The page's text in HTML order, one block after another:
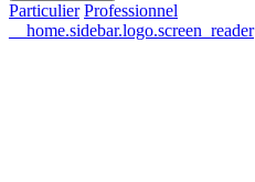
Particulier Professionnel
__home.sidebar.logo.screen_reader